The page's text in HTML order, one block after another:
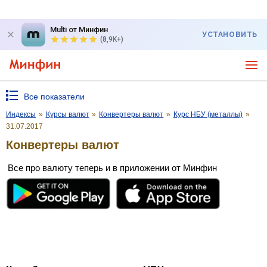
Multi от Минфин
(8,9K+)
УСТАНОВИТЬ
Все показатели
Индексы » Курсы валют » Конвертеры валют » Курс НБУ (металлы) »
31.07.2017
Конвертеры валют
Все про валюту теперь и в приложении от Минфин